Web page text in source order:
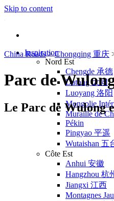
Skip to content
Inspiration
Nord Est
Chengde 承德
Datong 大同
Luoyang 洛阳
Mongolie
Muraille de
Pékin
Pingyao 平遥
Wutaishan 五
Côte Est
Anhui 安徽
Hangzhou 杭
Jiangxi 江西
Montagnes
China Roads > Chongqing 重庆
Parc de
Le Parc de Wulong